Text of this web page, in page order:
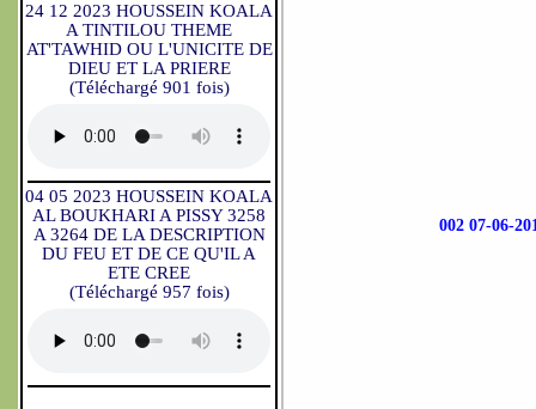
24 12 2023 HOUSSEIN KOALA
A TINTILOU THEME
AT'TAWHID OU L'UNICITE DE
DIEU ET LA PRIERE
(Téléchargé 901 fois)
04 05 2023 HOUSSEIN KOALA
AL BOUKHARI A PISSY 3258
A 3264 DE LA DESCRIPTION
DU FEU ET DE CE QU'IL A
ETE CREE
(Téléchargé 957 fois)
002 07-06-